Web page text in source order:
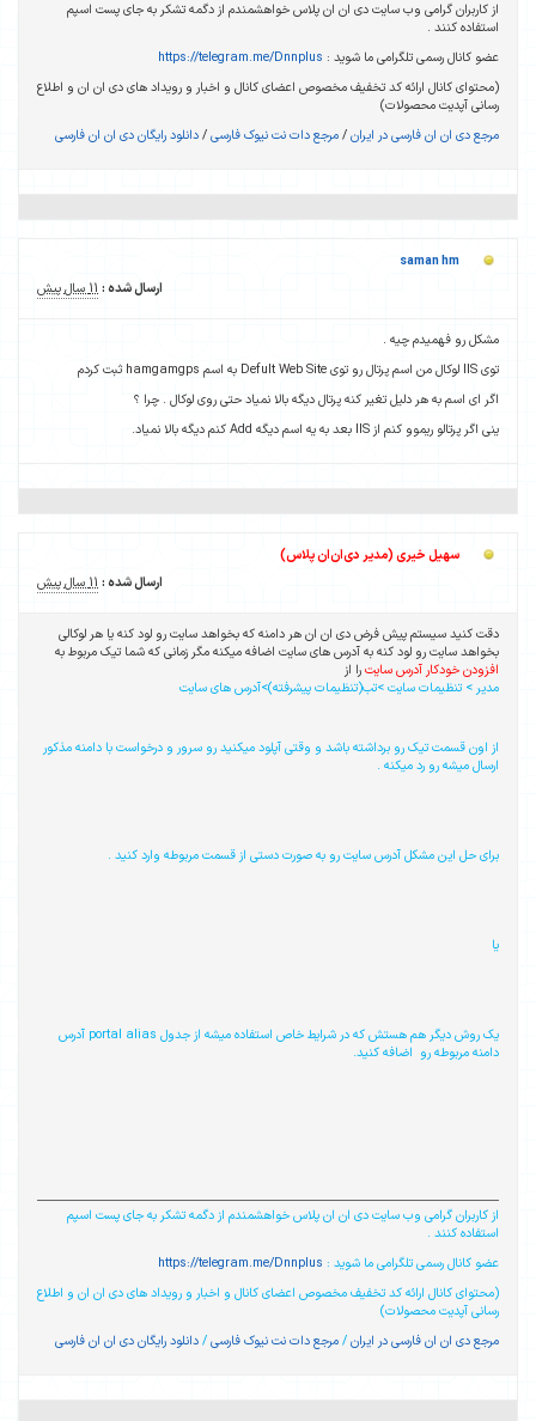
از کاربران گرامی وب سایت دی ان ان پلاس خواهشمندم از دگمه تشکر به جای پست اسپم
استفاده کنند .
عضو کانال رسمی تلگرامی ما شوید : https://telegram.me/Dnnplus
(محتوای کانال ارائه کد تخفیف مخصوص اعضای کانال و اخبار و رویداد های دی ان ان و اطلاع
رسانی آپدیت محصولات)
مرجع دی ان ان فارسی در ایران/مرجع دات نت نیوک فارسی/دانلود رایگان دی ان ان فارسی
saman hm
ارسال شده : 11 سال پیش
مشکل رو فهمیدم چیه .
توی IIS لوکال من اسم پرتال رو توی Defult Web Site به اسم hamgamgps ثبت کردم
اگر ای اسم به هر دلیل تغیر کنه پرتال دیگه بالا نمیاد حتی روی لوکال . چرا ؟
ینی اگر پرتالو ریموو کنم از IIS بعد به یه اسم دیگه Add کنم دیگه بالا نمیاد.
سهیل خیری (مدیر دی‌ان‌ان پلاس)
ارسال شده : 11 سال پیش
دقت کنید سیستم پیش فرض دی ان ان هر دامنه که بخواهد سایت رو لود کنه یا هر لوکالی
بخواهد سایت رو لود کنه به آدرس های سایت اضافه میکنه مگر زمانی که شما تیک مربوط به
افزودن خودکار آدرس سایترا از
مدیر > تنظیمات سایت >تب(تنظیمات پیشرفته)>آدرس های سایت
از اون قسمت تیک رو برداشته باشد و وقتی آپلود میکنید رو سرور و درخواست با دامنه مذکور
ارسال میشه رو رد میکنه .
برای حل این مشکل آدرس سایت رو به صورت دستی از قسمت مربوطه وارد کنید .
یا
یک روش دیگر هم هستش که در شرایط خاص استفاده میشه از جدول portal alias آدرس
دامنه مربوطه رو اضافه کنید.
از کاربران گرامی وب سایت دی ان ان پلاس خواهشمندم از دگمه تشکر به جای پست اسپم
استفاده کنند .
عضو کانال رسمی تلگرامی ما شوید : https://telegram.me/Dnnplus
(محتوای کانال ارائه کد تخفیف مخصوص اعضای کانال و اخبار و رویداد های دی ان ان و اطلاع
رسانی آپدیت محصولات)
مرجع دی ان ان فارسی در ایران/مرجع دات نت نیوک فارسی/دانلود رایگان دی ان ان فارسی